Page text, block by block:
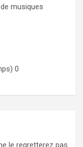
musiques
0
le regretterez pas